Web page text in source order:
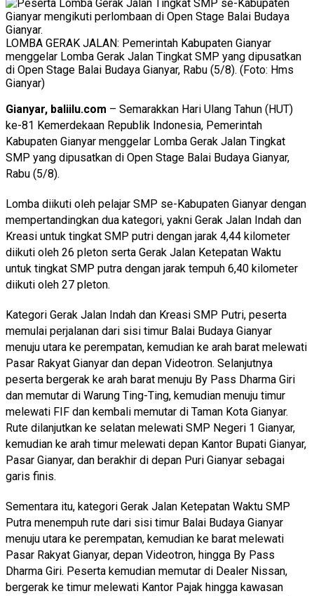
LOMBA GERAK JALAN: Pemerintah Kabupaten Gianyar
menggelar Lomba Gerak Jalan Tingkat SMP yang dipusatkan
di Open Stage Balai Budaya Gianyar, Rabu (5/8). (Foto: Hms
Gianyar)
Gianyar, baliilu.com – Semarakkan Hari Ulang Tahun (HUT)
ke-81 Kemerdekaan Republik Indonesia, Pemerintah
Kabupaten Gianyar menggelar Lomba Gerak Jalan Tingkat
SMP yang dipusatkan di Open Stage Balai Budaya Gianyar,
Rabu (5/8).
Lomba diikuti oleh pelajar SMP se-Kabupaten Gianyar dengan
mempertandingkan dua kategori, yakni Gerak Jalan Indah dan
Kreasi untuk tingkat SMP putri dengan jarak 4,44 kilometer
diikuti oleh 26 pleton serta Gerak Jalan Ketepatan Waktu
untuk tingkat SMP putra dengan jarak tempuh 6,40 kilometer
diikuti oleh 27 pleton.
Kategori Gerak Jalan Indah dan Kreasi SMP Putri, peserta
memulai perjalanan dari sisi timur Balai Budaya Gianyar
menuju utara ke perempatan, kemudian ke arah barat melewati
Pasar Rakyat Gianyar dan depan Videotron. Selanjutnya
peserta bergerak ke arah barat menuju By Pass Dharma Giri
dan memutar di Warung Ting-Ting, kemudian menuju timur
melewati FIF dan kembali memutar di Taman Kota Gianyar.
Rute dilanjutkan ke selatan melewati SMP Negeri 1 Gianyar,
kemudian ke arah timur melewati depan Kantor Bupati Gianyar,
Pasar Gianyar, dan berakhir di depan Puri Gianyar sebagai
garis finis.
Sementara itu, kategori Gerak Jalan Ketepatan Waktu SMP
Putra menempuh rute dari sisi timur Balai Budaya Gianyar
menuju utara ke perempatan, kemudian ke barat melewati
Pasar Rakyat Gianyar, depan Videotron, hingga By Pass
Dharma Giri. Peserta kemudian memutar di Dealer Nissan,
bergerak ke timur melewati Kantor Pajak hingga kawasan